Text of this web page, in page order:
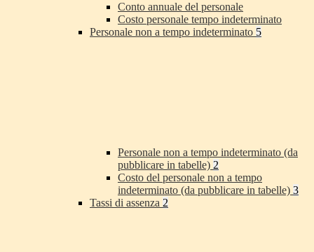
Conto annuale del personale
Costo personale tempo indeterminato
Personale non a tempo indeterminato 5
Personale non a tempo indeterminato (da
pubblicare in tabelle) 2
Costo del personale non a tempo
indeterminato (da pubblicare in tabelle) 3
Tassi di assenza 2